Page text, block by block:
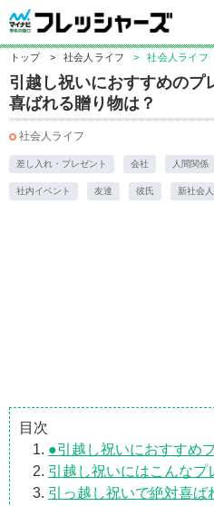
トップ > 社会人ライフ > 社会人ライフ
引越し祝いにおすすめの
喜ばれる贈り物は？
社会人ライフ
差し入れ・プレゼント 会社 人間関係
社内イベント 友達 彼氏 新社会人
目次
●引越し祝いにおすすめ
引越し祝いにはこんなプ
引っ越し祝いで絶対喜ば